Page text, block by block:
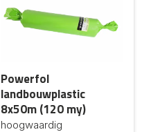
Powerfol
landbouwplastic
8x50m (120 my)
hoogwaardig